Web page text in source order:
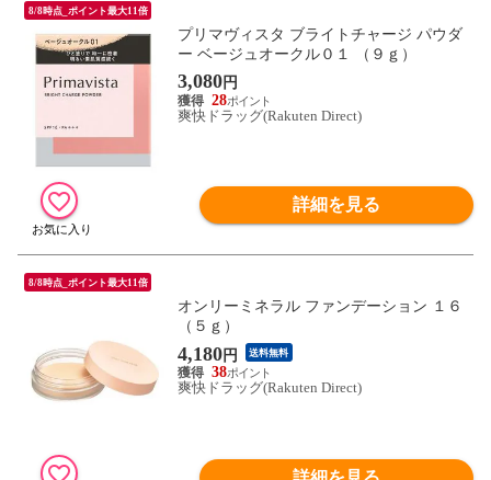
8/8時点_ポイント最大11倍
プリマヴィスタ ブライトチャージ パウダ
ー ベージュオークル０１ （９ｇ）
3,080円
28
爽快ドラッグ(Rakuten Direct)
詳細を見る
8/8時点_ポイント最大11倍
オンリーミネラル ファンデーション １６
（５ｇ）
4,180円 送料無料
38
爽快ドラッグ(Rakuten Direct)